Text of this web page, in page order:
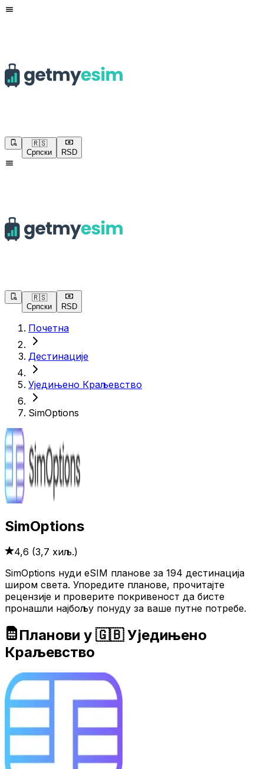
🇷🇸
Српски
RSD
🇷🇸
Српски
RSD
Почетна
Дестинације
Уједињено Краљевство
SimOptions
SimOptions
4,6 (3,7 хиљ.)
SimOptions нуди eSIM планове за 194 дестинација
широм света. Упоредите планове, прочитајте
рецензије и проверите покривеност да бисте
пронашли најбољу понуду за ваше путне потребе.
Планови у 🇬🇧 Уједињено
Краљевство